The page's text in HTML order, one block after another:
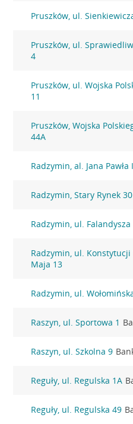
Pruszków, ul.
Pruszków, ul.
4
Pruszków, ul. Wojska
11
Pruszków, Wojska
44A
Radzymin, al. Jana Pawła
Radzymin, Stary Rynek 30
Radzymin, ul. Falandysza
Radzymin, ul. Konstytucji
Maja 13
Radzymin, ul.
Raszyn, ul. Sportowa 1
Raszyn, ul. Szkolna 9
Reguły, ul. Regulska 1A
Reguły, ul. Regulska 49